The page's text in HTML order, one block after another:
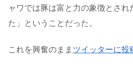
ャワでは豚は富と力の象徴とさ
た」ということだった。
これを興奮のまま ツイッターに投